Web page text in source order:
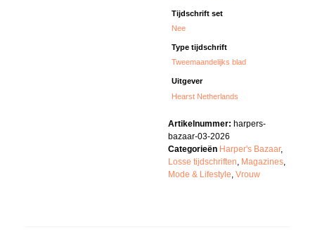
Tijdschrift set
Nee
Type tijdschrift
Tweemaandelijks blad
Uitgever
Hearst Netherlands
Artikelnummer: harpers-
bazaar-03-2026
Categorieën Harper's Bazaar,
Losse tijdschriften, Magazines,
Mode & Lifestyle, Vrouw